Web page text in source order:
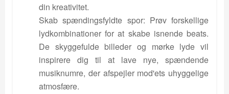
din kreativitet.
Skab spændingsfyldte spor: Prøv forskellige
lydkombinationer for at skabe isnende beats.
De skyggefulde billeder og mørke lyde vil
inspirere dig til at lave nye, spændende
musiknumre, der afspejler mod'ets uhyggelige
atmosfære.